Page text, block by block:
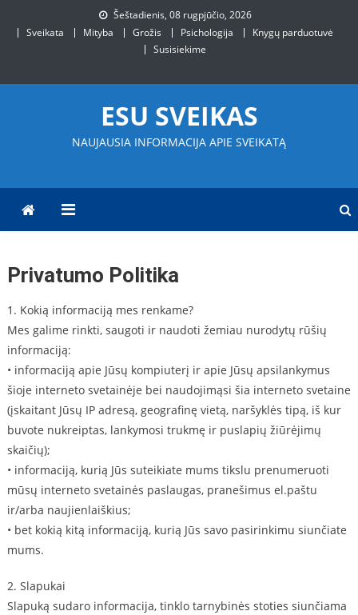
Šeštadienis, 08 rugpjūčio, 2026
Sveikata
Mityba Grožis Psichologija
Knygų parduotuvė
Susisiekime
ESU SVEIKAS
NAUJAUSIA INFORMACIJA APIE SVEIKATĄ
Privatumo Politika
1. Kokią informaciją mes renkame?
Mes galime rinkti, saugoti ir naudoti žemiau nurodytų rūšių
informaciją:
• informaciją apie Jūsų kompiuterį ir apie Jūsų apsilankymus
šioje interneto svetainėje bei naudojimąsi šia interneto svetaine
(įskaitant Jūsų IP adresą, geografinę vietą, naršyklės tipą, iš kur
buvote nukreiptas, lankymosi trukmę ir puslapių žiūrėjimų
skaičių);
• informaciją, kurią Jūs suteikiate mums tikslu prenumeruoti
mūsų interneto svetainės paslaugas, pranešimus el.paštu
ir/arba naujienlaiškius;
• bet kokią kitą informaciją, kurią Jūs savo pasirinkimu siunčiate
mums.
2. Slapukai
Slapuką sudaro informacija, tinklo tarnybinės stoties siunčiama